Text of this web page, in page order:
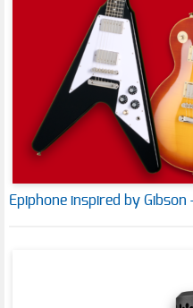
Epiphone inspired by